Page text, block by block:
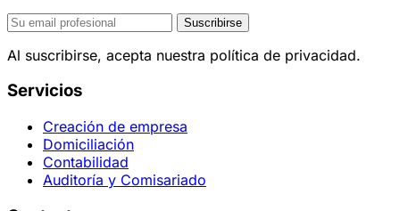
Suscribirse
Al suscribirse, acepta nuestra política de privacidad.
Servicios
Creación de empresa
Domiciliación
Contabilidad
Auditoría y Comisariado